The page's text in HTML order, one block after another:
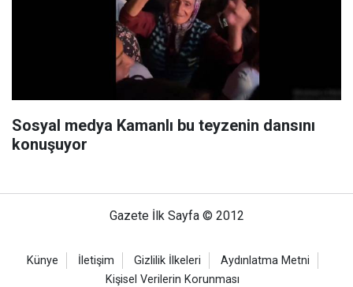
Sosyal medya Kamanlı bu teyzenin dansını
konuşuyor
Gazete İlk Sayfa © 2012
Künye İletişim Gizlilik İlkeleri
Aydınlatma Metni
Kişisel Verilerin Korunması